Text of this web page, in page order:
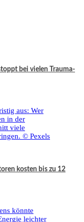
bei vielen Trauma-
kosten bis zu 12